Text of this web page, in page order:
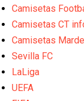
Camisetas
Camisetas CT
Camisetas
Sevilla FC
LaLiga
UEFA